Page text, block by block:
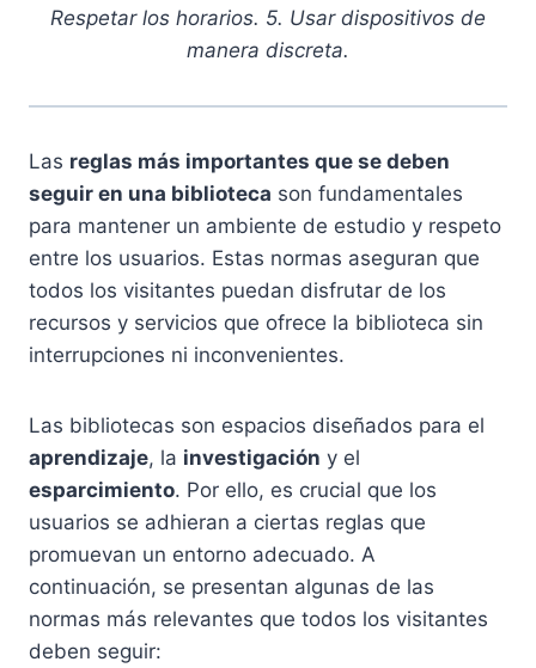
Respetar los horarios. 5. Usar dispositivos de
manera discreta.
Las reglas más importantes que se deben
seguir en una biblioteca son fundamentales
para mantener un ambiente de estudio y respeto
entre los usuarios. Estas normas aseguran que
todos los visitantes puedan disfrutar de los
recursos y servicios que ofrece la biblioteca sin
interrupciones ni inconvenientes.
Las bibliotecas son espacios diseñados para el
aprendizaje, la investigación y el
esparcimiento. Por ello, es crucial que los
usuarios se adhieran a ciertas reglas que
promuevan un entorno adecuado. A
continuación, se presentan algunas de las
normas más relevantes que todos los visitantes
deben seguir: